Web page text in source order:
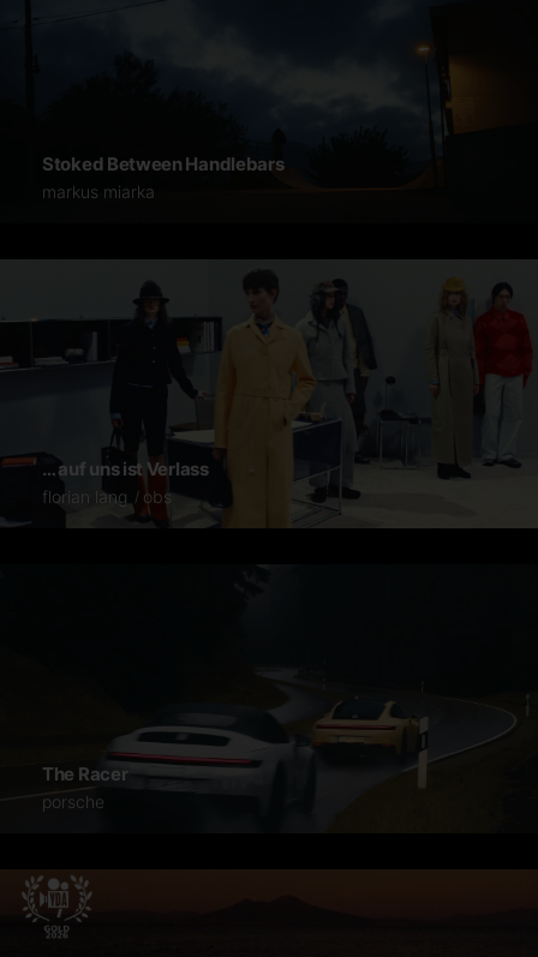
Stoked Between Handlebars
markus miarka
… auf uns ist Verlass
florian lang obs
The Racer
porsche